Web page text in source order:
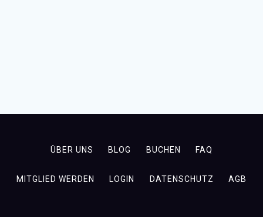
ÜBER UNS BLOG BUCHEN FAQ
MITGLIED WERDEN LOGIN DATENSCHUTZ AGB